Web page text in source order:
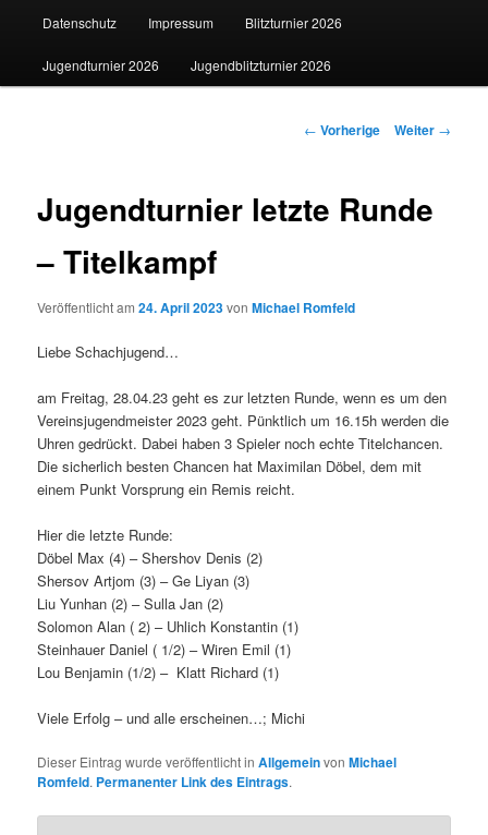
Datenschutz Impressum Blitzturnier 2026
Jugendturnier 2026 Jugendblitzturnier 2026
Beitrags-
← Vorherige Weiter →
Jugendturnier letzte Runde
– Titelkampf
Veröffentlicht am24. April 2023vonMichael Romfeld
Liebe Schachjugend…
am Freitag, 28.04.23 geht es zur letzten Runde, wenn es um den
Vereinsjugendmeister 2023 geht. Pünktlich um 16.15h werden die
Uhren gedrückt. Dabei haben 3 Spieler noch echte Titelchancen.
Die sicherlich besten Chancen hat Maximilan Döbel, dem mit
einem Punkt Vorsprung ein Remis reicht.
Hier die letzte Runde:
Döbel Max (4) – Shershov Denis (2)
Shersov Artjom (3) – Ge Liyan (3)
Liu Yunhan (2) – Sulla Jan (2)
Solomon Alan ( 2) – Uhlich Konstantin (1)
Steinhauer Daniel ( 1/2) – Wiren Emil (1)
Lou Benjamin (1/2) – Klatt Richard (1)
Viele Erfolg – und alle erscheinen…; Michi
Dieser Eintrag wurde veröffentlicht inAllgemeinvonMichael
Romfeld. Permanenter Link des Eintrags.